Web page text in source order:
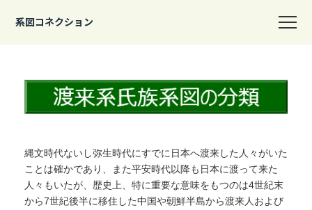
系図コネクション
縄文時代ないし弥生時代にすでに日本へ渡来した人々がいた
ことは確かであり、また平安時代以降も日本に渡って来た
人々もいたが、歴史上、特に重要な意味をもつのは4世紀末
から7世紀後半に移住した中国や朝鮮半島から渡来人および